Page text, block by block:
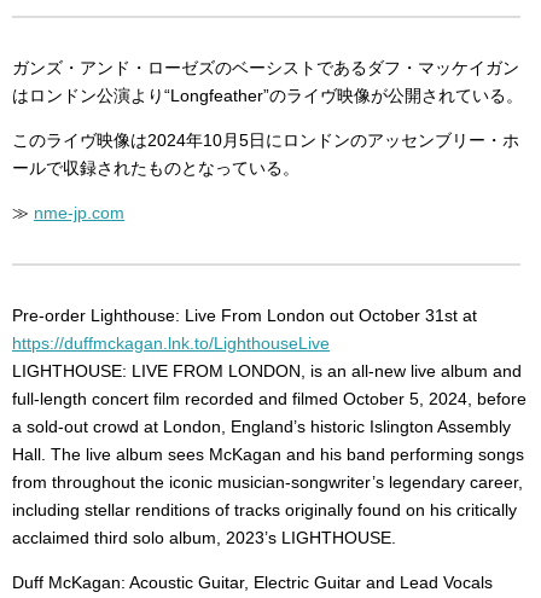
ガンズ・アンド・ローゼズのベーシストであるダフ・マッケイガン
はロンドン公演より“Longfeather”のライヴ映像が公開されている。
このライヴ映像は2024年10月5日にロンドンのアッセンブリー・ホ
ールで収録されたものとなっている。
≫ nme-jp.com
Pre-order Lighthouse: Live From London out October 31st at
https://duffmckagan.lnk.to/LighthouseLive
LIGHTHOUSE: LIVE FROM LONDON, is an all-new live album and
full-length concert film recorded and filmed October 5, 2024, before
a sold-out crowd at London, England’s historic Islington Assembly
Hall. The live album sees McKagan and his band performing songs
from throughout the iconic musician-songwriter’s legendary career,
including stellar renditions of tracks originally found on his critically
acclaimed third solo album, 2023’s LIGHTHOUSE.
Duff McKagan: Acoustic Guitar, Electric Guitar and Lead Vocals